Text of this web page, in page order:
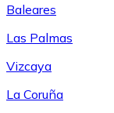
Baleares
Las Palmas
Vizcaya
La Coruña